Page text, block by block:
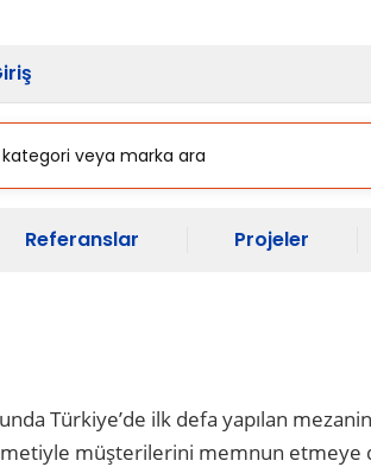
Referanslar Projeler
Türkiye’de ilk defa yapılan
müşterilerini memnun etmeye